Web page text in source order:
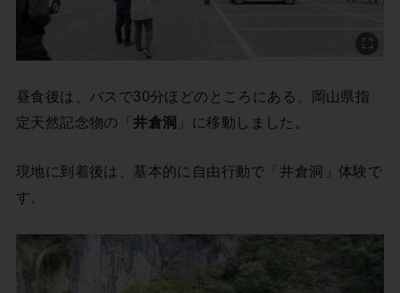
昼食後は、バスで30分ほどのところにある、岡山県指
定天然記念物の「井倉洞 」に移動しました。
現地に到着後は、基本的に自由行動で「井倉洞」体験で
す。